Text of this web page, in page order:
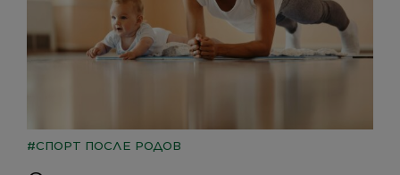
СПОРТ ПОСЛЕ РОДОВ